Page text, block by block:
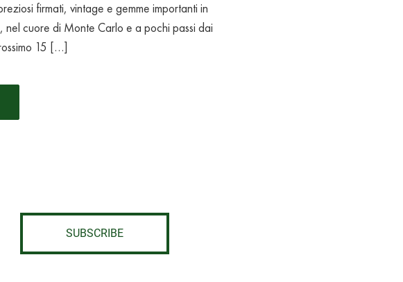
firmati, vintage e gemme importanti in
nel cuore di Monte Carlo e a pochi passi dai
15 […]
SUBSCRIBE